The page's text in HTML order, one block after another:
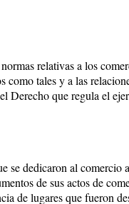
relativas a los
como tales y a las
Derecho que regula el
se dedicaron al
de sus actos de
de lugares que fueron